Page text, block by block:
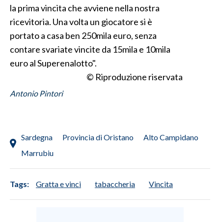
SPIAGGE
STORE
la prima vincita che avviene nella nostra
ricevitoria. Una volta un giocatore si è
portato a casa ben 250mila euro, senza
contare svariate vincite da 15mila e 10mila
euro al Superenalotto".
© Riproduzione riservata
Antonio Pintori
Sardegna Provincia di Oristano
Alto Campidano
Marrubiu
Tags: Gratta e vinci tabaccheria Vincita